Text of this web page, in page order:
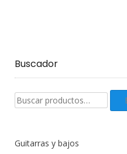
Buscador
Buscar
productos:
Guitarras y bajos